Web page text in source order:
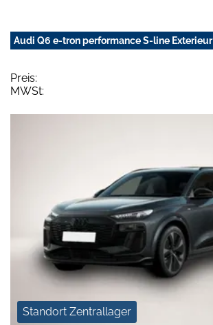
Audi Q6 e-tron performance S-line Exterieur
Preis:
MWSt:
Standort Zentrallager